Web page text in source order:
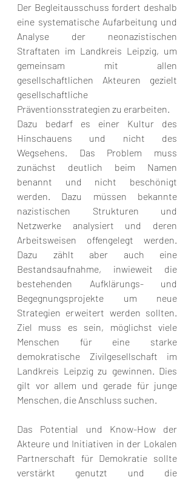
Der Begleitausschuss fordert deshalb
eine systematische Aufarbeitung und
Analyse der neonazistischen
Straftaten im Landkreis Leipzig, um
gemeinsam mit allen
gesellschaftlichen Akteuren gezielt
gesellschaftliche
Präventionsstrategien zu erarbeiten.
Dazu bedarf es einer Kultur des
Hinschauens und nicht des
Wegsehens. Das Problem muss
zunächst deutlich beim Namen
benannt und nicht beschönigt
werden. Dazu müssen bekannte
nazistischen Strukturen und
Netzwerke analysiert und deren
Arbeitsweisen offengelegt werden.
Dazu zählt aber auch eine
Bestandsaufnahme, inwieweit die
bestehenden Aufklärungs- und
Begegnungsprojekte um neue
Strategien erweitert werden sollten.
Ziel muss es sein, möglichst viele
Menschen für eine starke
demokratische Zivilgesellschaft im
Landkreis Leipzig zu gewinnen. Dies
gilt vor allem und gerade für junge
Menschen, die Anschluss suchen.
Das Potential und Know-How der
Akteure und Initiativen in der Lokalen
Partnerschaft für Demokratie sollte
verstärkt genutzt und die